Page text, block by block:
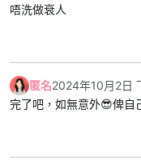
唔洗做衰人
匿名2024年10月2日
完了吧，如無意外😎俾自